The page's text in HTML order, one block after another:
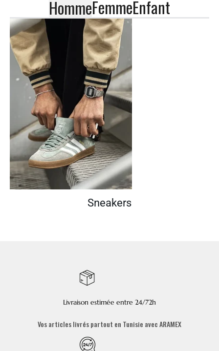
HommeFemmeEnfant
Sneakers
Livraison estimée entre 24/72h
Vos articles livrés partout en Tunisie avec ARAMEX